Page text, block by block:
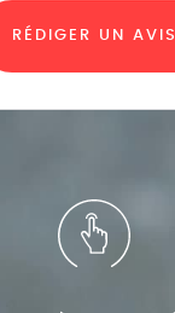
RÉDIGER UN AVIS